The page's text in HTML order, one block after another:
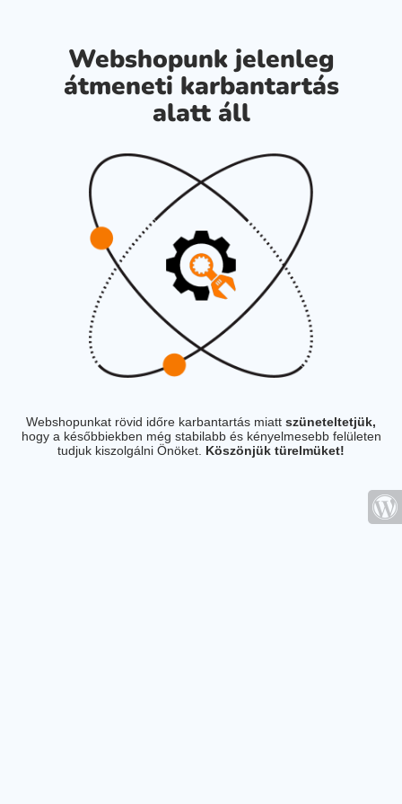
Webshopunk jelenleg
átmeneti karbantartás
alatt áll
Webshopunkat rövid időre karbantartás miatt szüneteltetjük,
hogy a későbbiekben még stabilabb és kényelmesebb felületen
tudjuk kiszolgálni Önöket. Köszönjük türelmüket!